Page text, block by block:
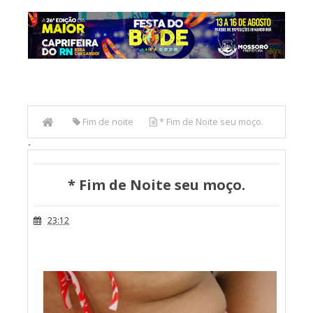
Fim de noite
* Fim de Noite seu moço.
-
* Fim de Noite seu moço.
23:12